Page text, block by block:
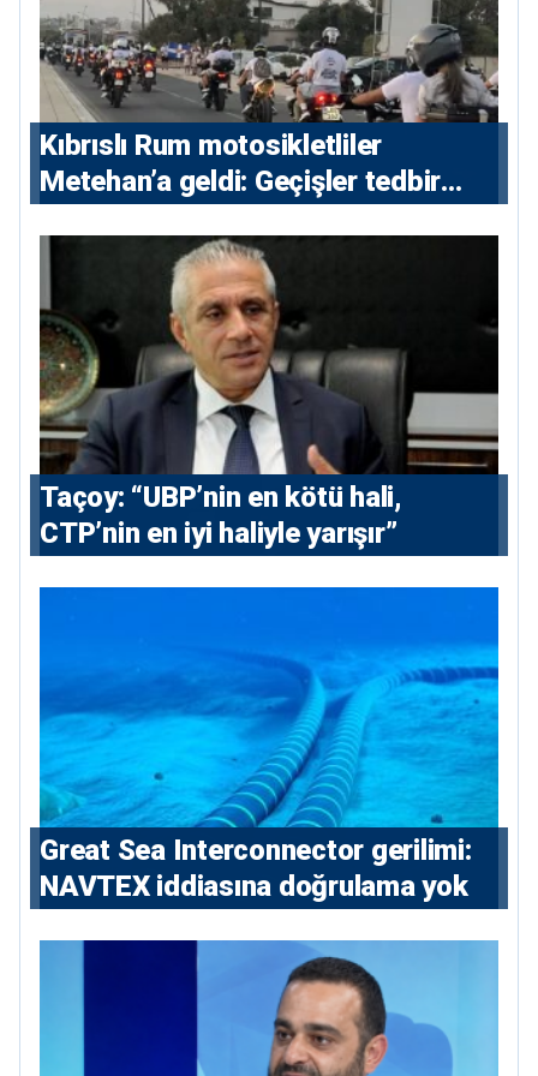
Kıbrıslı Rum motosikletliler
Metehan’a geldi: Geçişler tedbir
Taçoy: “UBP’nin en kötü hali,
CTP’nin en iyi haliyle yarışır”
Great Sea Interconnector gerilimi:
NAVTEX iddiasına doğrulama yok